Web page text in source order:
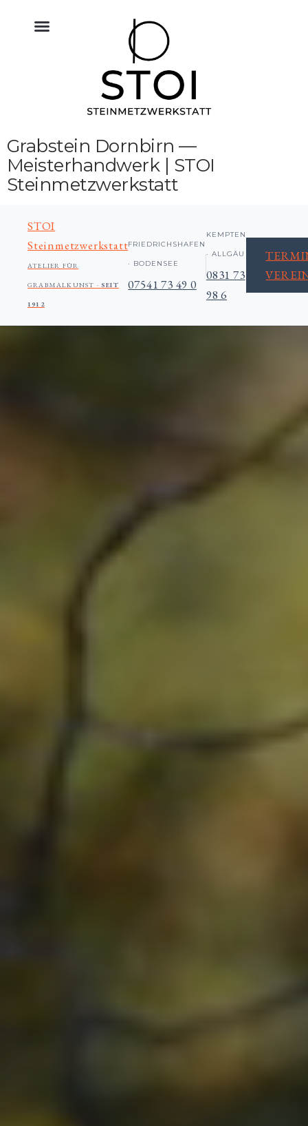
Grabstein Dornbirn —
Meisterhandwerk | STOI
Steinmetzwerkstatt
STOI
Steinmetzwerkstatt
ATELIER FÜR
GRABMALKUNST · SEIT
1912
FRIEDRICHSHAFEN
· BODENSEE
07541 73 49 0
KEMPTEN
· ALLGÄU
0831 73
98 6